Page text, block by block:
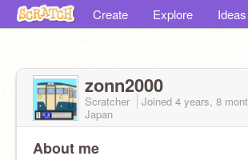
Create Explore Ideas
zonn2000
Scratcher Joined 4 years, 8
Japan
About me